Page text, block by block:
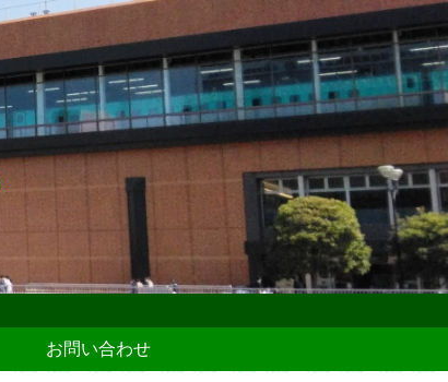
お問い合わせ